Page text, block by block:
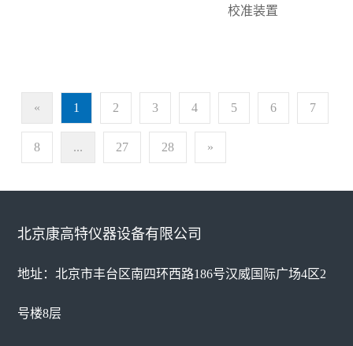
校准装置
« 1 2 3 4 5 6 7
8 ... 27 28 »
北京康高特仪器设备有限公司
地址：北京市丰台区南四环西路186号汉威国际广场4区2
号楼8层